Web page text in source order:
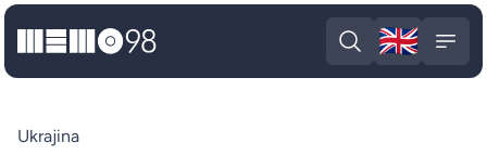
MEMO98
Open search
🇬🇧
Ukrajina